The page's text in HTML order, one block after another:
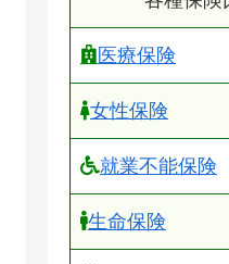
医療保険
女性保険
就業不能保険
生命保険